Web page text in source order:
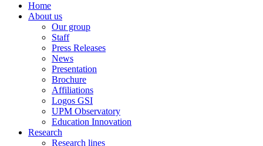
Home
About us
Our group
Staff
Press Releases
News
Presentation
Brochure
Affiliations
Logos GSI
UPM Observatory
Education Innovation
Research
Research lines